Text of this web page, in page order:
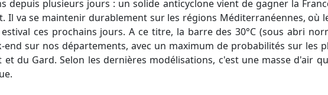
Il va se maintenir durablement sur les régions Méditerranéennes, où
ces prochains jours. A ce titre, la barre des 30°C (sous abri
end sur nos départements, avec un maximum de probabilités sur les
et du Gard. Selon les dernières modélisations, c'est une masse d'air